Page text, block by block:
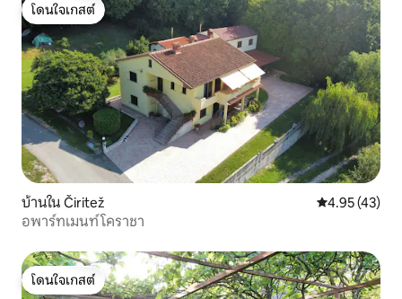
โดนใจเกสต์
โดนใจเกสต์
บ้านใน Čiritež คะแนนเฉลี่ย
4.95 (43)
อพาร์ทเมนท์ โคราชา
โดนใจเกสต์
โดนใจเกสต์